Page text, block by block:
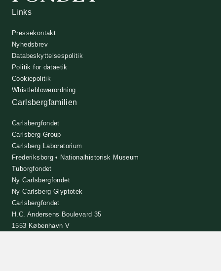
Links
Pressekontakt
Nyhedsbrev
Databeskyttelsespolitik
Politik for dataetik
Cookiepolitik
Whistleblowerordning
Carlsbergfamilien
Carlsbergfondet
Carlsberg Group
Carlsberg Laboratorium
Frederiksborg • Nationalhistorisk Museum
Tuborgfondet
Ny Carlsbergfondet
Ny Carlsberg Glyptotek
Carlsbergfondet
H.C. Andersens Boulevard 35
1553 København V